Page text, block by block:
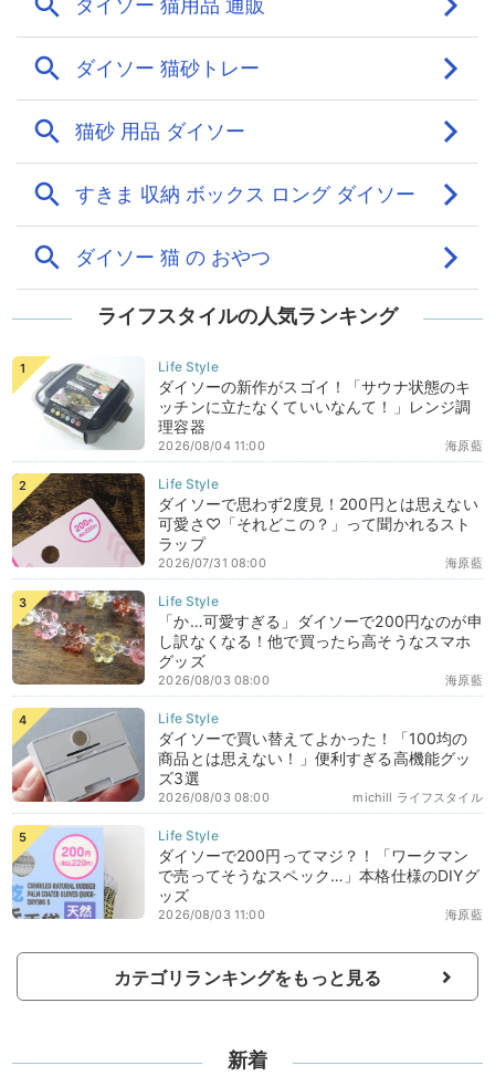
ライフスタイルの人気ランキング
ダイソーの新作がスゴイ！「サウナ状態のキ
ッチンに立たなくていいなんて！」レンジ調
理容器
海原藍
2026/08/04 11:00
ダイソーで思わず2度見！200円とは思えない
可愛さ♡「それどこの？」って聞かれるスト
ラップ
海原藍
2026/07/31 08:00
「か…可愛すぎる」ダイソーで200円なのが申
し訳なくなる！他で買ったら高そうなスマホ
グッズ
海原藍
2026/08/03 08:00
ダイソーで買い替えてよかった！「100均の
商品とは思えない！」便利すぎる高機能グッ
ズ3選
michill ライフスタイル
2026/08/03 08:00
ダイソーで200円ってマジ？！「ワークマン
で売ってそうなスペック…」本格仕様のDIYグ
ッズ
海原藍
2026/08/03 11:00
カテゴリランキングをもっと見る
新着